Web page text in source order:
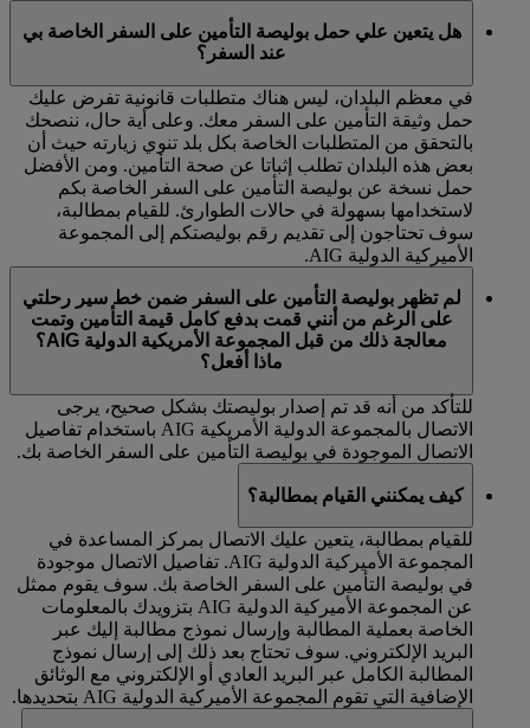
هل يتعين علي حمل بوليصة التأمين على السفر الخاصة بي
عند السفر؟
في معظم البلدان، ليس هناك متطلبات قانونية تفرض عليك
حمل وثيقة التأمين على السفر معك. وعلى أية حال، ننصحك
بالتحقق من المتطلبات الخاصة بكل بلد تنوي زيارته حيث أن
بعض هذه البلدان تطلب إثباتا عن صحة التأمين. ومن الأفضل
حمل نسخة عن بوليصة التأمين على السفر الخاصة بكم
لاستخدامها بسهولة في حالات الطوارئ. للقيام بمطالبة،
سوف تحتاجون إلى تقديم رقم بوليصتكم إلى المجموعة
الأميركية الدولية AIG.
لم تظهر بوليصة التأمين على السفر ضمن خط سير رحلتي
على الرغم من أنني قمت بدفع كامل قيمة التأمين وتمت
معالجة ذلك من قبل المجموعة الأمريكية الدولية AIG؟
ماذا أفعل؟
للتأكد من أنه قد تم إصدار بوليصتك بشكل صحيح، يرجى
الاتصال بالمجموعة الدولية الأمريكية AIG باستخدام تفاصيل
الاتصال الموجودة في بوليصة التأمين على السفر الخاصة بك.
كيف يمكنني القيام بمطالبة؟
للقيام بمطالبة، يتعين عليك الاتصال بمركز المساعدة في
المجموعة الأميركية الدولية AIG. تفاصيل الاتصال موجودة
في بوليصة التأمين على السفر الخاصة بك. سوف يقوم ممثل
عن المجموعة الأميركية الدولية AIG بتزويدك بالمعلومات
الخاصة بعملية المطالبة وإرسال نموذج مطالبة إليك عبر
البريد الإلكتروني. سوف تحتاج بعد ذلك إلى إرسال نموذج
المطالبة الكامل عبر البريد العادي أو الإلكتروني مع الوثائق
الإضافية التي تقوم المجموعة الأميركية الدولية AIG بتحديدها.